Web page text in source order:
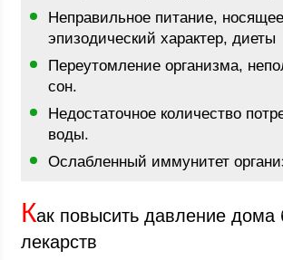
Неправильное питание, носящее
эпизодический характер, диеты
Переутомление организма,
сон.
Недостаточное количество
воды.
Ослабленный иммунитет
Как повысить давление дома
лекарств